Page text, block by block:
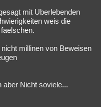
mit Uberlebenden
weis die
millinen von Beweisen
aber Nicht soviele...